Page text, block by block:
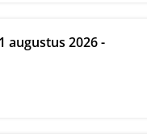
augustus 2026 -